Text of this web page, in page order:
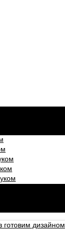
готовим дизайном